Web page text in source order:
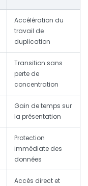
Accélération du
travail de
duplication
Transition sans
perte de
concentration
Gain de temps sur
la présentation
Protection
immédiate des
données
Accès direct et